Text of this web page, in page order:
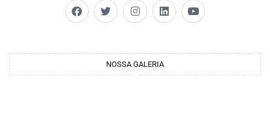
NOSSA GALERIA